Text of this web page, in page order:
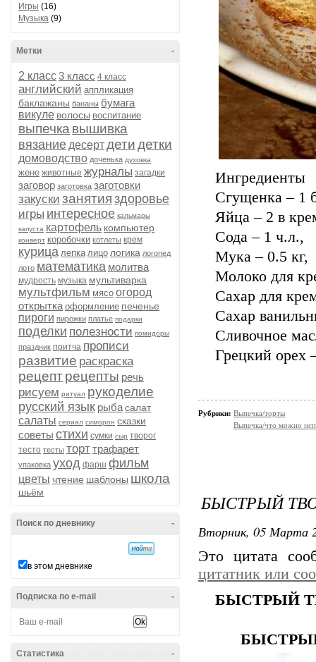
Игры (16)
Музыка (9)
-
Метки
2 класс3 класс 4 класс
английский аппликация
баклажаны бананы бумага
викуле волосы воспитание
выпечка вышивка
вязание десертдетидетки
домоводство доченька духовка
жене животные журналы загадки
заговор заготовка заготовки
закуски занятия здоровье
игры интересное кальмары
капуста картофель компьютер
конверт коробочки котлеты крем
курица лепка лицо логика логопед
лото математика молитва
мудрость музыка мультиварка
мультфильм мясо огород
открытка оформление печенье
пироги пирожки платье подарки
поделки полезности помидоры
праздник притча прописи
развитие раскраска
рецептрецепты речь
рисуем ритуал рукоделие
русский язык рыбасалат
салаты сериал симорон сказки
советы стихи сумки сыр творог
тесто тесты торттрафарет
упаковка уход фарш фильм
цветы чтение шаблоны школа
шьём
-
Поиск по дневнику
в этом дневнике
-
Подписка по e-mail
-
Статистика
Ингредиенты
Сгущенка – 1
Яйца – 2 в
Сода – 1 ч.л.,
Мука – 0.5 кг,
Молоко для
Сахар для
Сахар
Сливочное
Грецкий орех
Рубрики: Выпечка/торты
Выпечка/что можно
БЫСТРЫЙ
Вторник, 05 Марта
Это цитата
цитатник или
БЫСТРЫЙ